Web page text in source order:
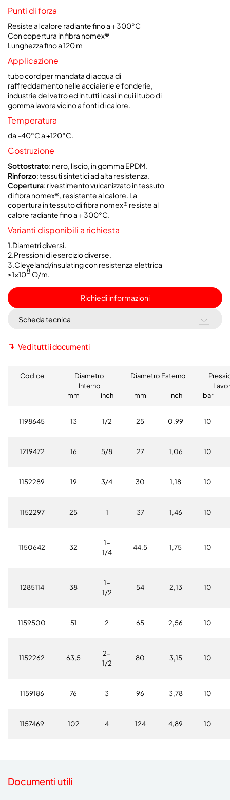
Punti di forza
Resiste al calore radiante fino a + 300°C
Con copertura in fibra nomex®
Lunghezza fino a 120 m
Applicazione
tubo cord per mandata di acqua di
raffreddamento nelle acciaierie e fonderie,
industrie del vetro ed in tutti i casi in cui il tubo di
gomma lavora vicino a fonti di calore.
Temperatura
da -40°C a +120°C.
Costruzione
Sottostrato: nero, liscio, in gomma EPDM.
Rinforzo: tessuti sintetici ad alta resistenza.
Copertura: rivestimento vulcanizzato in tessuto
di fibra nomex®, resistente al calore. La
copertura in tessuto di fibra nomex® resiste al
calore radiante fino a + 300°C.
Varianti disponibili a richiesta
1.Diametri diversi.
2.Pressioni di esercizio diverse.
3.Cleveland/insulating con resistenza elettrica
≥1x108 Ω/m.
Richiedi informazioni
Scheda tecnica
Vedi tutti i documenti
Codice
Diametro
Interno
Diametro Esterno
mm
inch mm inch bar
1198645 13 1/2 25 0,99 10
1219472 16 5/8 27 1,06 10
1152289 19 3/4 30 1,18 10
1152297 25 1 37 1,46 10
1150642 32
1-
1/4
44,5 1,75 10
1285114 38
1-
1/2
54 2,13 10
1159500 51 2 65 2,56 10
1152262 63,5
2-
1/2
80 3,15 10
1159186 76 3 96 3,78 10
1157469 102 4 124 4,89 10
Documenti utili